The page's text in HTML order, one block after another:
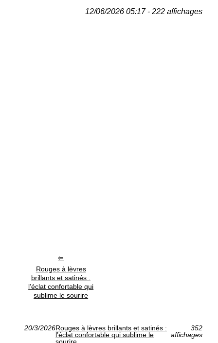
12/06/2026 05:17 - 222 affichages
Rouges à lèvres
brillants et satinés :
l’éclat confortable qui
sublime le sourire
20/3/2026Rouges à lèvres brillants et satinés :
l’éclat confortable qui sublime le
352
affichages